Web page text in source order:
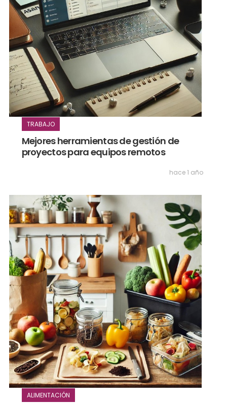
TRABAJO
Mejores herramientas de gestión de
proyectos para equipos remotos
hace 1 año
ALIMENTACIÓN